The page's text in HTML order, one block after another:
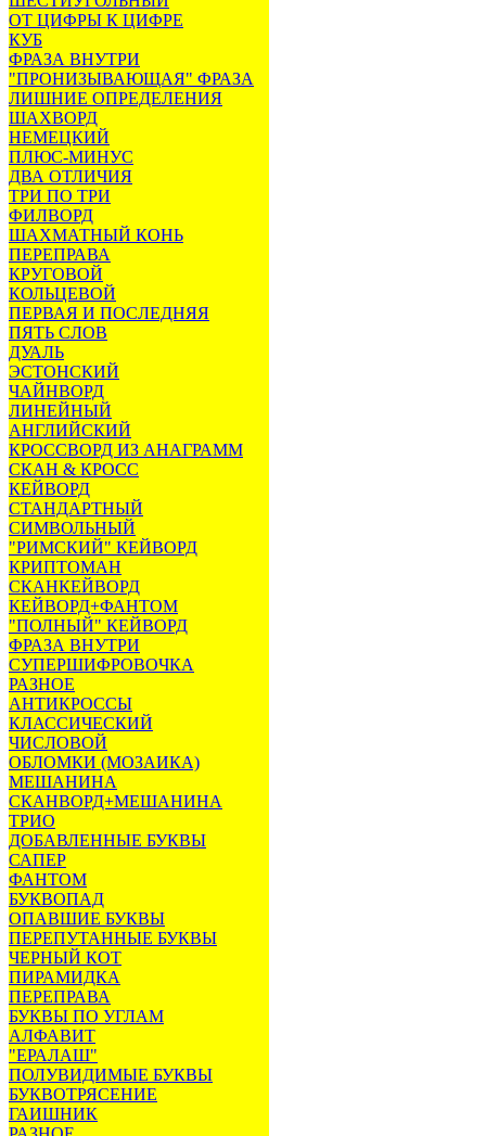
ОТ ЦИФРЫ К ЦИФРЕ
КУБ
ФРАЗА ВНУТРИ
"ПРОНИЗЫВАЮЩАЯ" ФРАЗА
ЛИШНИЕ ОПРЕДЕЛЕНИЯ
ШАХВОРД
НЕМЕЦКИЙ
ПЛЮС-МИНУС
ДВА ОТЛИЧИЯ
ТРИ ПО ТРИ
ФИЛВОРД
ШАХМАТНЫЙ КОНЬ
ПЕРЕПРАВА
КРУГОВОЙ
КОЛЬЦЕВОЙ
ПЕРВАЯ И ПОСЛЕДНЯЯ
ПЯТЬ СЛОВ
ДУАЛЬ
ЭСТОНСКИЙ
ЧАЙНВОРД
ЛИНЕЙНЫЙ
АНГЛИЙСКИЙ
КРОССВОРД ИЗ АНАГРАММ
СКАН & КРОСС
КЕЙВОРД
СТАНДАРТНЫЙ
СИМВОЛЬНЫЙ
"РИМСКИЙ" КЕЙВОРД
КРИПТОМАН
СКАНКЕЙВОРД
КЕЙВОРД+ФАНТОМ
"ПОЛНЫЙ" КЕЙВОРД
ФРАЗА ВНУТРИ
СУПЕРШИФРОВОЧКА
РАЗНОЕ
АНТИКРОССЫ
КЛАССИЧЕСКИЙ
ЧИСЛОВОЙ
ОБЛОМКИ (МОЗАИКА)
МЕШАНИНА
СКАНВОРД+МЕШАНИНА
ТРИО
ДОБАВЛЕННЫЕ БУКВЫ
САПЕР
ФАНТОМ
БУКВОПАД
ОПАВШИЕ БУКВЫ
ПЕРЕПУТАННЫЕ БУКВЫ
ЧЕРНЫЙ КОТ
ПИРАМИДКА
ПЕРЕПРАВА
БУКВЫ ПО УГЛАМ
АЛФАВИТ
"ЕРАЛАШ"
ПОЛУВИДИМЫЕ БУКВЫ
БУКВОТРЯСЕНИЕ
ГАИШНИК